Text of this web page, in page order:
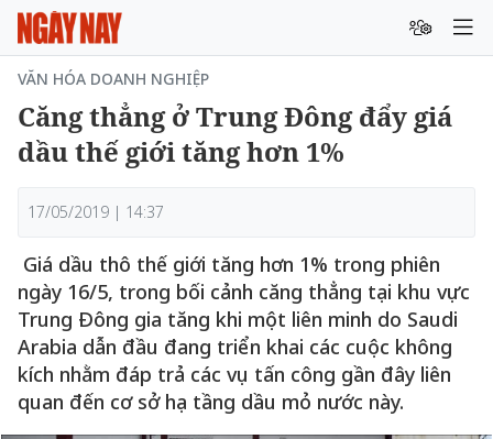
VĂN HÓA DOANH NGHIỆP
Căng thẳng ở Trung Đông đẩy giá
dầu thế giới tăng hơn 1%
17/05/2019 | 14:37
Giá dầu thô thế giới tăng hơn 1% trong phiên
ngày 16/5, trong bối cảnh căng thẳng tại khu vực
Trung Đông gia tăng khi một liên minh do Saudi
Arabia dẫn đầu đang triển khai các cuộc không
kích nhằm đáp trả các vụ tấn công gần đây liên
quan đến cơ sở hạ tầng dầu mỏ nước này.